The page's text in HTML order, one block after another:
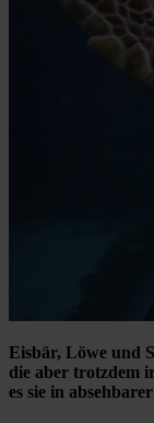
Eisbär, Löwe und
die aber trotzdem
es sie in